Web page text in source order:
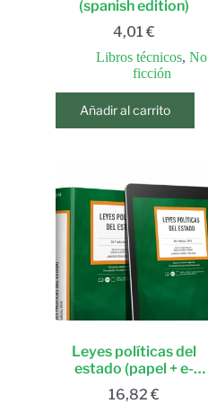
(spanish edition)
4,01 €
Libros técnicos, No
ficción
Añadir al carrito
Leyes políticas del
estado (papel + e-
book)
16,82 €